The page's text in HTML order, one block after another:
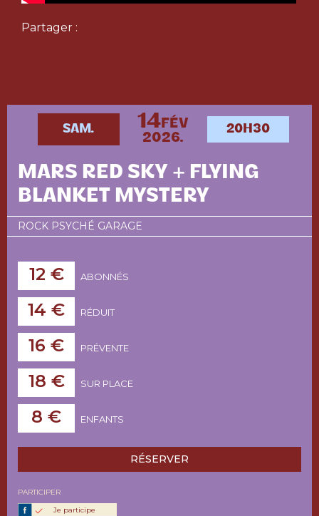
Partager :
SAM. 14 FÉV
2026.
20H30
MARS RED SKY + FLYING
BLANKET MYSTERY
ROCK PSYCHÉ GARAGE
12 € ABONNÉS
14 € RÉDUIT
16 € PRÉVENTE
18 € SUR PLACE
8 € ENFANTS
RÉSERVER
PARTICIPER
Je participe